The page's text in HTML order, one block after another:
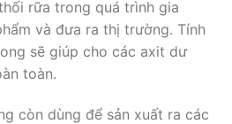
rữa trong quá trình gia
và đưa ra thị trường. Tính
sẽ giúp cho các axit dư
toàn.
còn dùng để sản xuất ra các